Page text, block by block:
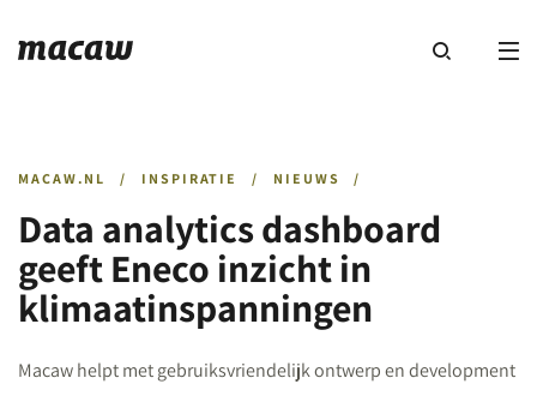
MACAW.NL / INSPIRATIE / NIEUWS /
Data analytics dashboard
geeft Eneco inzicht in
klimaatinspanningen
Macaw helpt met gebruiksvriendelijk ontwerp en development